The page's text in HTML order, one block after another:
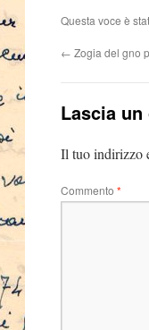
Questa voce è
← Zogia del gno
Lascia
Il tuo indirizzo
Commento *